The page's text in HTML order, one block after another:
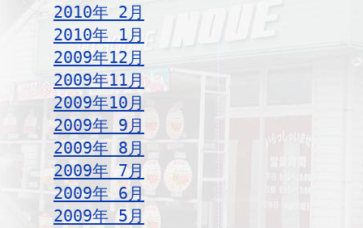
2010年 2月
2010年 1月
2009年12月
2009年11月
2009年10月
2009年 9月
2009年 8月
2009年 7月
2009年 6月
2009年 5月